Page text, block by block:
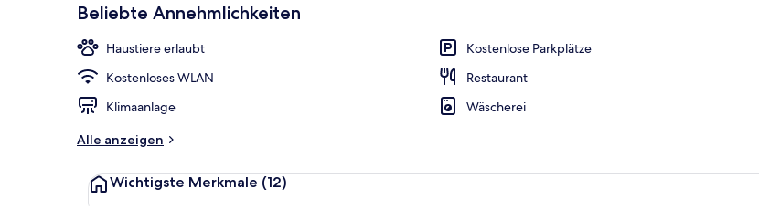
Beliebte Annehmlichkeiten
Haustiere erlaubt
Kostenlose Parkplätze
Kostenloses WLAN
Restaurant
Klimaanlage
Wäscherei
Alle anzeigen
Wichtigste Merkmale (12)